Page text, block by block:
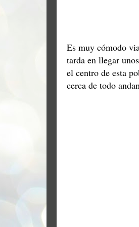
Es muy cómodo
tarda en llegar unos
el centro de esta
cerca de todo